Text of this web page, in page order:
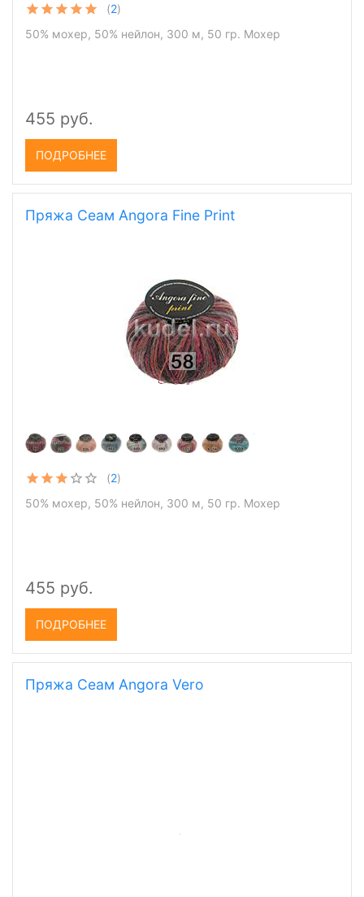
(2)
50% мохер, 50% нейлон, 300 м, 50 гр. Мохер
455 руб.
ПОДРОБНЕЕ
Пряжа Сеам Angora Fine Print
(2)
50% мохер, 50% нейлон, 300 м, 50 гр. Мохер
455 руб.
ПОДРОБНЕЕ
Пряжа Сеам Angora Vero